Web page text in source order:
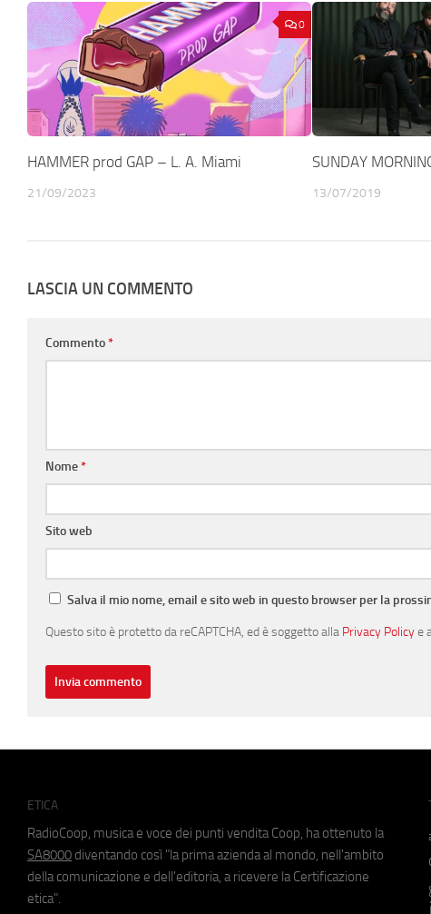
0
HAMMER prod GAP – L. A. Miami
21/09/2023
SUNDAY
13/07/2019
LASCIA UN COMMENTO
Commento*
Nome*
Sito web
Salva il mio nome, email e sito web in questo browser per la
Questo sito è protetto da reCAPTCHA, ed è soggetto alla Privacy Policye
ETICA
RadioCoop, musica e voce dei punti vendita Coop, ha ottenuto la
SA8000 diventando così "la prima azienda al mondo, nell'ambito
della comunicazione e dell'editoria, a ricevere la Certificazione
etica".